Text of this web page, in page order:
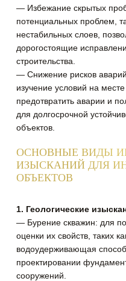
— Избежание скрытых
потенциальных проблем,
нестабильных слоев,
дорогостоящие
строительства.
— Снижение рисков
изучение условий на
предотвратить аварии и
для долгосрочной
объектов.
ОСНОВНЫЕ ВИДЫ
ИЗЫСКАНИЙ ДЛЯ
ОБЪЕКТОВ
1. Геологические
— Бурение скважин: для
оценки их свойств, таких
водоудерживающая
проектировании
сооружений.